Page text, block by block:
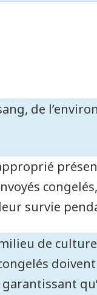
de
survie
de